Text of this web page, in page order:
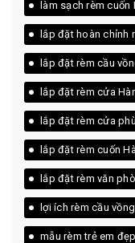
làm sạch rèm cuốn
lắp đặt hoàn chỉnh
lắp đặt rèm cầu
lắp đặt rèm cửa
lắp đặt rèm cửa
lắp đặt rèm cuốn
lắp đặt rèm văn
lợi ích rèm cầu vồng
mẫu rèm trẻ em đẹp